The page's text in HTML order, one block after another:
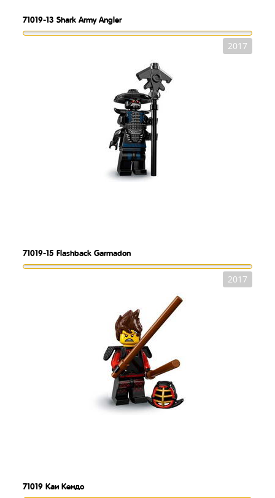
71019-13 Shark Army Angler
2017
71019-15 Flashback Garmadon
2017
71019 Каи Кендо